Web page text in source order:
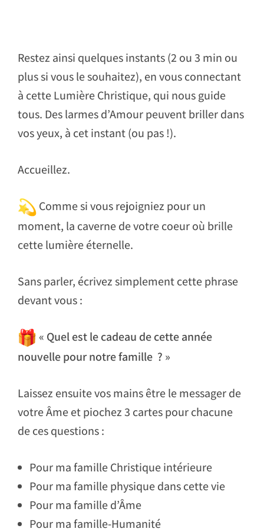
Restez ainsi quelques instants (2 ou 3 min ou
plus si vous le souhaitez), en vous connectant
à cette Lumière Christique, qui nous guide
tous. Des larmes d’Amour peuvent briller dans
vos yeux, à cet instant (ou pas !).
Accueillez.
Comme si vous rejoigniez pour un
moment, la caverne de votre coeur où brille
cette lumière éternelle.
Sans parler, écrivez simplement cette phrase
devant vous :
« Quel est le cadeau de cette année
nouvelle pour notre famille ? »
Laissez ensuite vos mains être le messager de
votre Âme et piochez 3 cartes pour chacune
de ces questions :
Pour ma famille Christique intérieure
Pour ma famille physique dans cette vie
Pour ma famille d’Âme
Pour ma famille-Humanité